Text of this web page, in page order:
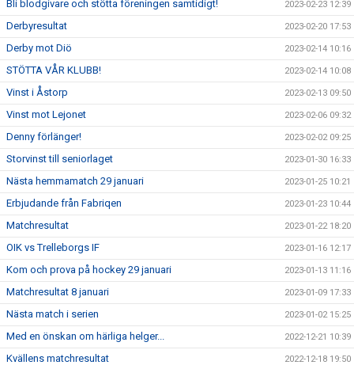
Bli blodgivare och stötta föreningen samtidigt! 2023-02-23 12:39
Derbyresultat 2023-02-20 17:53
Derby mot Diö 2023-02-14 10:16
STÖTTA VÅR KLUBB! 2023-02-14 10:08
Vinst i Åstorp 2023-02-13 09:50
Vinst mot Lejonet 2023-02-06 09:32
Denny förlänger! 2023-02-02 09:25
Storvinst till seniorlaget 2023-01-30 16:33
Nästa hemmamatch 29 januari 2023-01-25 10:21
Erbjudande från Fabriqen 2023-01-23 10:44
Matchresultat 2023-01-22 18:20
OIK vs Trelleborgs IF 2023-01-16 12:17
Kom och prova på hockey 29 januari 2023-01-13 11:16
Matchresultat 8 januari 2023-01-09 17:33
Nästa match i serien 2023-01-02 15:25
Med en önskan om härliga helger... 2022-12-21 10:39
Kvällens matchresultat 2022-12-18 19:50